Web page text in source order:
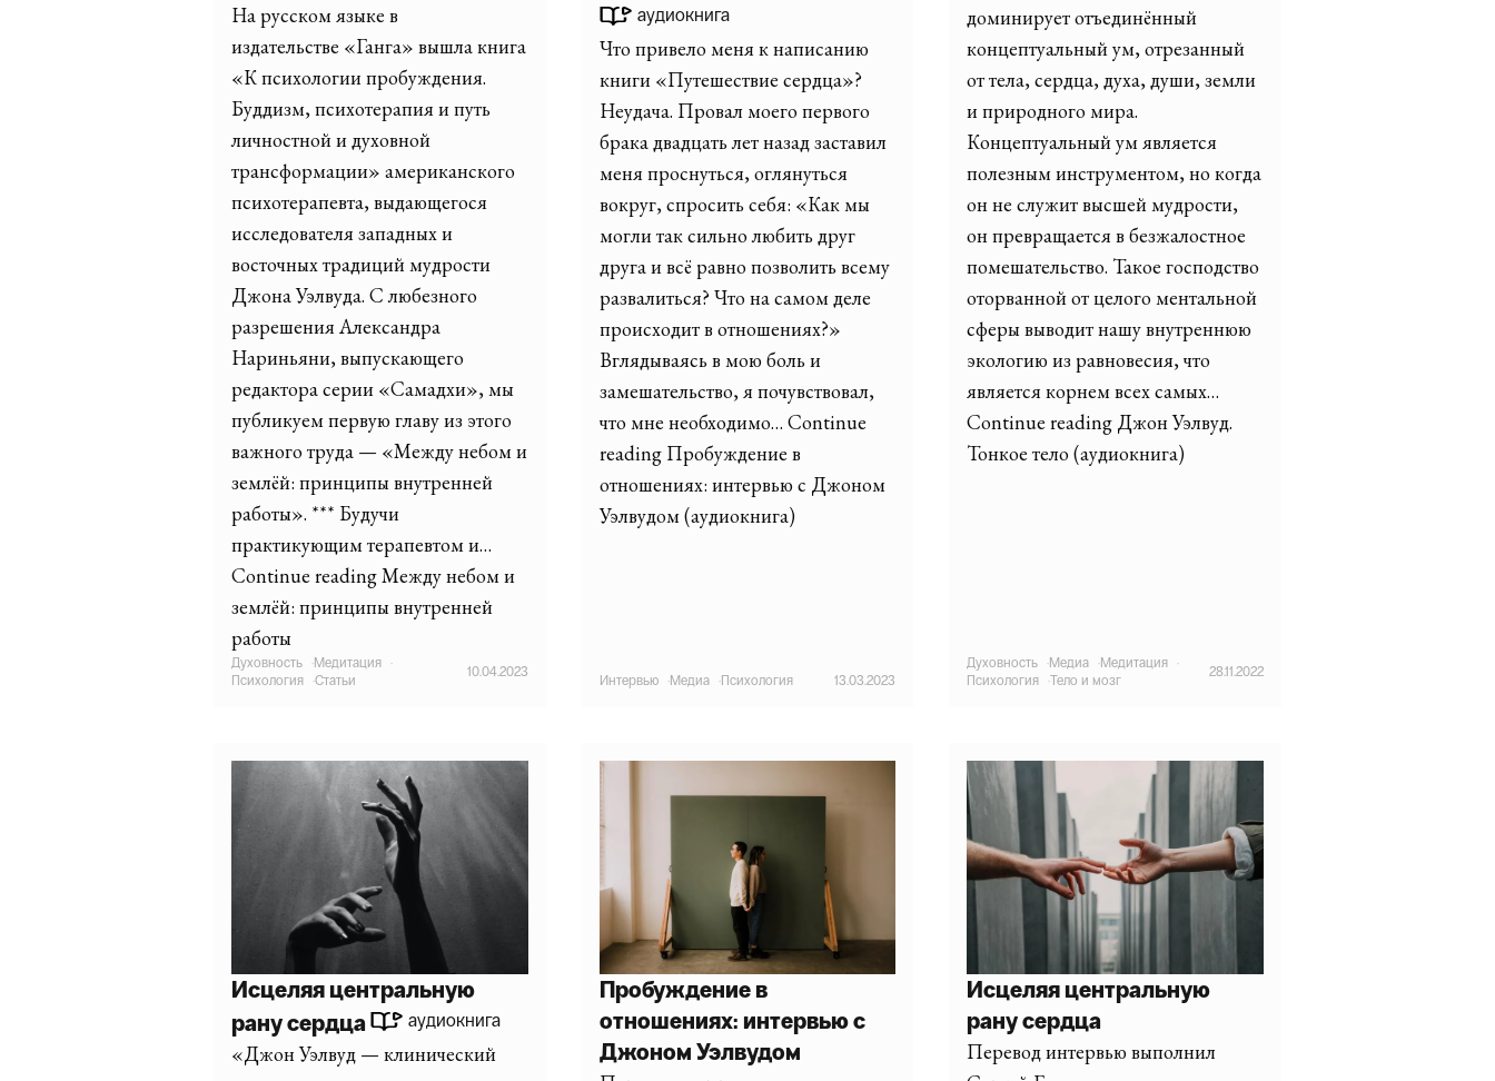
На русском языке в
издательстве «Ганга» вышла книга
«К психологии пробуждения.
Буддизм, психотерапия и путь
личностной и духовной
трансформации» американского
психотерапевта, выдающегося
исследователя западных и
восточных традиций мудрости
Джона Уэлвуда. С любезного
разрешения Александра
Нариньяни, выпускающего
редактора серии «Самадхи», мы
публикуем первую главу из этого
важного труда — «Между небом и
землёй: принципы внутренней
работы». *** Будучи
практикующим терапевтом и…
Continue reading Между небом и
землёй: принципы внутренней
работы
Духовность ·Медитация ·
Психология ·Статьи
10.04.2023
аудиокнига
Что привело меня к написанию
книги «Путешествие сердца»?
Неудача. Провал моего первого
брака двадцать лет назад заставил
меня проснуться, оглянуться
вокруг, спросить себя: «Как мы
могли так сильно любить друг
друга и всё равно позволить всему
развалиться? Что на самом деле
происходит в отношениях?»
Вглядываясь в мою боль и
замешательство, я почувствовал,
что мне необходимо… Continue
reading Пробуждение в
отношениях: интервью с Джоном
Уэлвудом (аудиокнига)
Интервью ·Медиа ·Психология 13.03.2023
доминирует отъединённый
концептуальный ум, отрезанный
от тела, сердца, духа, души, земли
и природного мира.
Концептуальный ум является
полезным инструментом, но когда
он не служит высшей мудрости,
он превращается в безжалостное
помешательство. Такое господство
оторванной от целого ментальной
сферы выводит нашу внутреннюю
экологию из равновесия, что
является корнем всех самых…
Continue reading Джон Уэлвуд.
Тонкое тело (аудиокнига)
Духовность ·Медиа ·Медитация ·
Психология ·Тело и мозг
28.11.2022
Исцеляя центральную
рану сердца
аудиокнига
«Джон Уэлвуд — клинический
Пробуждение в
отношениях: интервью с
Джоном Уэлвудом
Исцеляя центральную
рану сердца
Перевод интервью выполнил